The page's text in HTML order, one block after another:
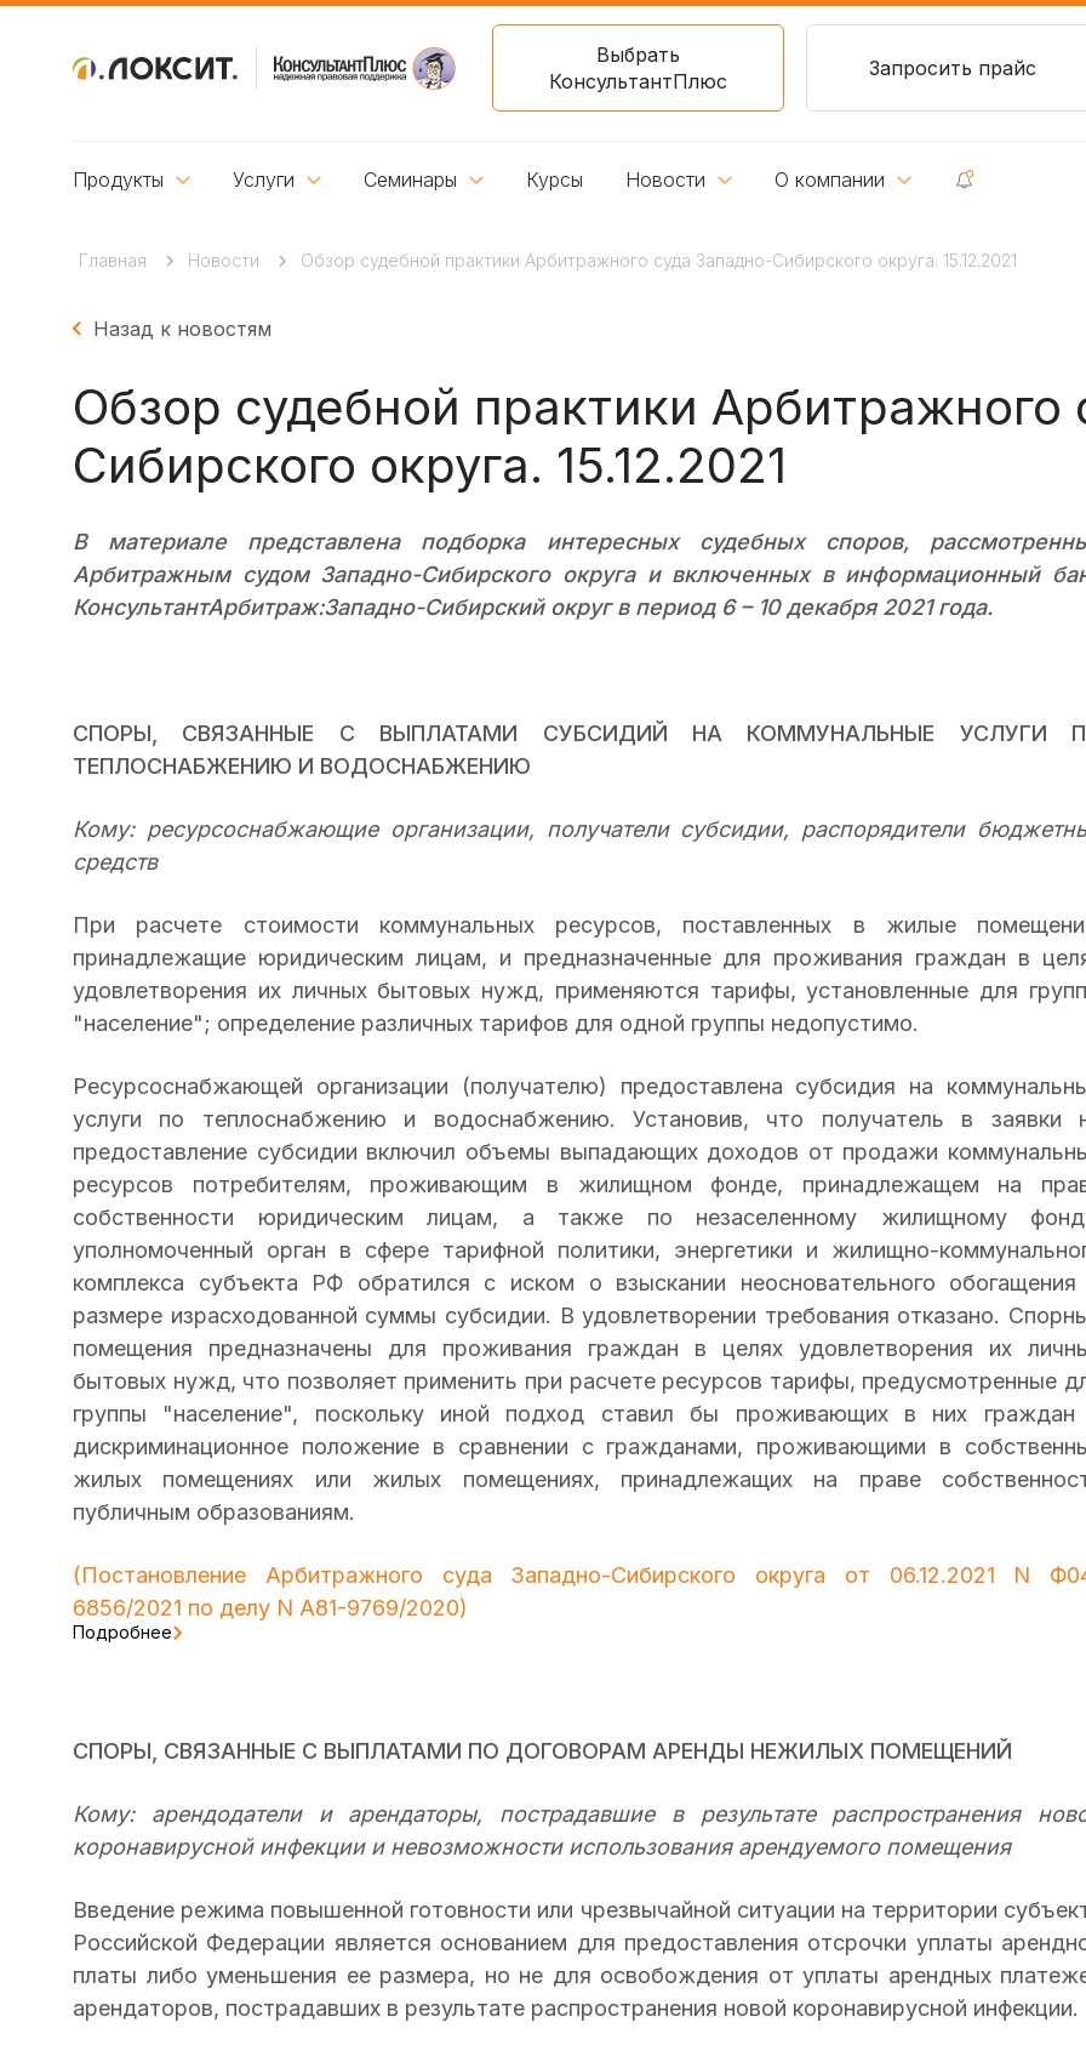
Выбрать
КонсультантПлюс
Запросить прайс
Продукты Услуги Семинары Курсы Новости О компании
Главная Новости Обзор судебной практики Арбитражного суда Западно-Сибирского округа. 15.12.2021
Назад к новостям
Обзор судебной практики Арбитражного
Сибирского округа. 15.12.2021
В материале представлена подборка интересных судебных споров,
Арбитражным судом Западно-Сибирского округа и включенных в информационный
КонсультантАрбитраж:Западно-Сибирский округ в период 6 – 10 декабря 2021 года.
СПОРЫ, СВЯЗАННЫЕ С ВЫПЛАТАМИ СУБСИДИЙ НА КОММУНАЛЬНЫЕ УСЛУГИ
ТЕПЛОСНАБЖЕНИЮ И ВОДОСНАБЖЕНИЮ
Кому: ресурсоснабжающие организации, получатели субсидии, распорядители
средств
При расчете стоимости коммунальных ресурсов, поставленных в жилые
принадлежащие юридическим лицам, и предназначенные для проживания граждан в
удовлетворения их личных бытовых нужд, применяются тарифы, установленные для
"население"; определение различных тарифов для одной группы недопустимо.
Ресурсоснабжающей организации (получателю) предоставлена субсидия на
услуги по теплоснабжению и водоснабжению. Установив, что получатель в заявки
предоставление субсидии включил объемы выпадающих доходов от продажи
ресурсов потребителям, проживающим в жилищном фонде, принадлежащем на
собственности юридическим лицам, а также по незаселенному жилищному
уполномоченный орган в сфере тарифной политики, энергетики и жилищно-
комплекса субъекта РФ обратился с иском о взыскании неосновательного обогащения
размере израсходованной суммы субсидии. В удовлетворении требования отказано.
помещения предназначены для проживания граждан в целях удовлетворения их
бытовых нужд, что позволяет применить при расчете ресурсов тарифы, предусмотренные
группы "население", поскольку иной подход ставил бы проживающих в них граждан
дискриминационное положение в сравнении с гражданами, проживающими в
жилых помещениях или жилых помещениях, принадлежащих на праве
публичным образованиям.
(Постановление Арбитражного суда Западно-Сибирского округа от 06.12.2021 N
6856/2021 по делу N А81-9769/2020)
Подробнее
СПОРЫ, СВЯЗАННЫЕ С ВЫПЛАТАМИ ПО ДОГОВОРАМ АРЕНДЫ НЕЖИЛЫХ ПОМЕЩЕНИЙ
Кому: арендодатели и арендаторы, пострадавшие в результате распространения
коронавирусной инфекции и невозможности использования арендуемого помещения
Введение режима повышенной готовности или чрезвычайной ситуации на территории
Российской Федерации является основанием для предоставления отсрочки уплаты
платы либо уменьшения ее размера, но не для освобождения от уплаты арендных
арендаторов, пострадавших в результате распространения новой коронавирусной инфекции.